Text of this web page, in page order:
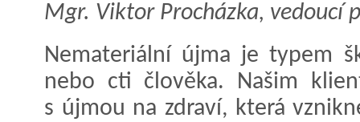
Mgr. Viktor Procházka, vedoucí
Nemateriální újma je typem
nebo cti člověka. Našim
s újmou na zdraví, která